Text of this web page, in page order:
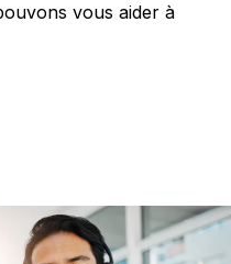
vous aider à